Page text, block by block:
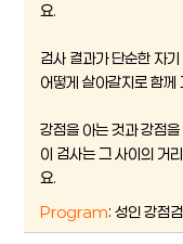
요.
검사 결과가 단순한 자
어떻게 살아갈지로 함께
강점을 아는 것과 강점
이 검사는 그 사이의 거
요.
Program: 성인 강점